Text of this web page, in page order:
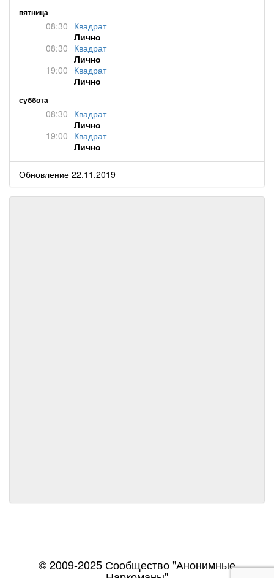
пятница
08:30 Квадрат
Лично
08:30 Квадрат
Лично
19:00 Квадрат
Лично
суббота
08:30 Квадрат
Лично
19:00 Квадрат
Лично
Обновление 22.11.2019
© 2009-2025 Сообщество "Анонимные